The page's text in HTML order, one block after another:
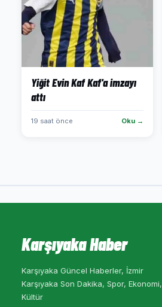
Yiğit Evin Kaf Kaf'a imzayı
attı
19 saat önce Oku →
Karşıyaka Haber
Karşıyaka Güncel Haberler, İzmir
Karşıyaka Son Dakika, Spor, Ekonomi,
Kültür